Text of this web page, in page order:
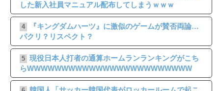
した新入社員マニュアル配布してしまうｗｗｗ
4
『キングダムハーツ』に激似のゲームが賛否両論…
パクリ？リスペクト？
5 現役日本人打者の通算ホームランランキングがこち
らWWWWWWWWWWWWWWWWWWWWWWWW